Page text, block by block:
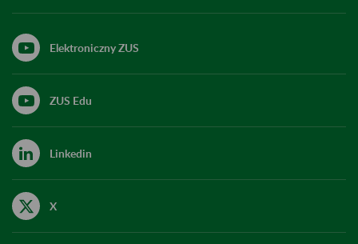
Elektroniczny ZUS
ZUS Edu
Linkedin
X